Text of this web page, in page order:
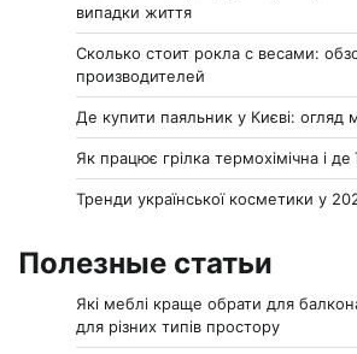
випадки життя
Сколько стоит рокла с весами:
производителей
Де купити паяльник у Києві: огляд
Як працює грілка термохімічна і де
Тренди української косметики у
Полезные статьи
Які меблі краще обрати для
для різних типів простору